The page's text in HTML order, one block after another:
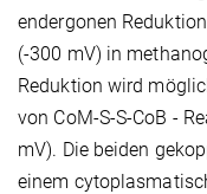
endergonen
(-300 mV) in
Reduktion wird
von CoM-S-S-CoB -
mV). Die beiden
einem